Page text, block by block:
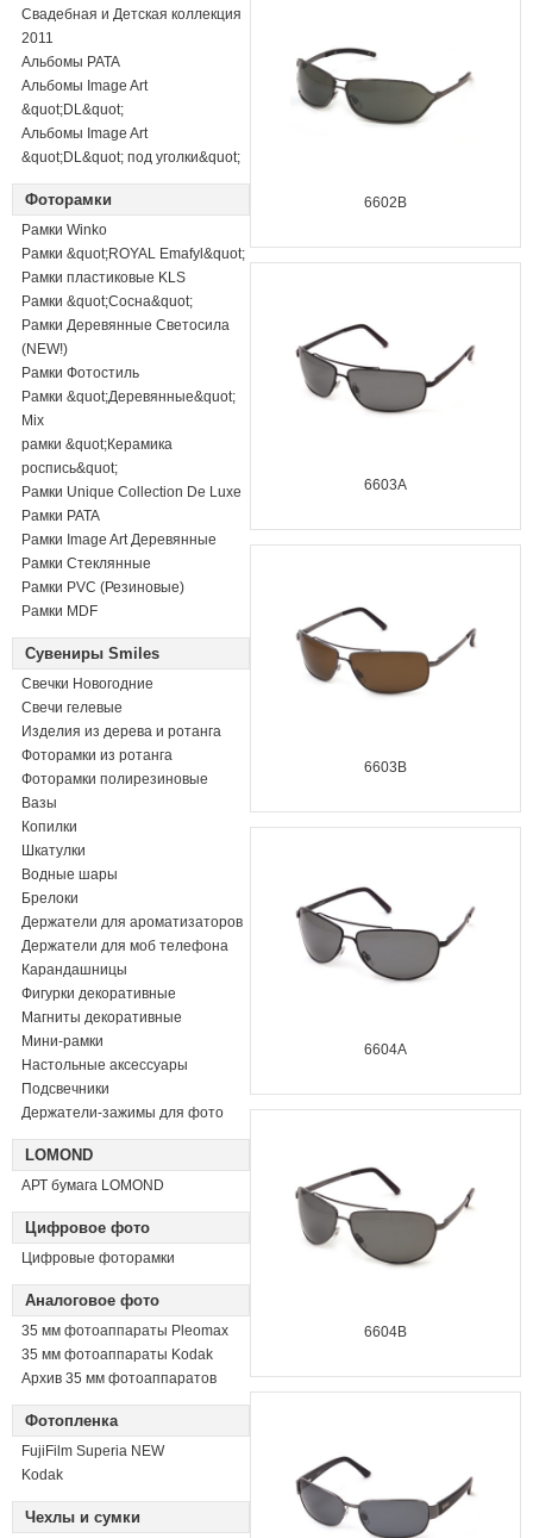
Свадебная и Детская коллекция
2011
Альбомы PATA
Альбомы Image Art
&quot;DL&quot;
Альбомы Image Art
&quot;DL&quot; под уголки&quot;
Фоторамки
Рамки Winko
Рамки &quot;ROYAL Emafyl&quot;
Рамки пластиковые KLS
Рамки &quot;Сосна&quot;
Рамки Деревянные Светосила
(NEW!)
Рамки Фотостиль
Рамки &quot;Деревянные&quot;
Mix
рамки &quot;Керамика
роспись&quot;
Рамки Unique Collection De Luxe
Рамки PATA
Рамки Image Art Деревянные
Рамки Стеклянные
Рамки PVC (Резиновые)
Рамки MDF
Сувениры Smiles
Свечки Новогодние
Свечи гелевые
Изделия из дерева и ротанга
Фоторамки из ротанга
Фоторамки полирезиновые
Вазы
Копилки
Шкатулки
Водные шары
Брелоки
Держатели для ароматизаторов
Держатели для моб телефона
Карандашницы
Фигурки декоративные
Магниты декоративные
Мини-рамки
Настольные аксессуары
Подсвечники
Держатели-зажимы для фото
LOMOND
АРТ бумага LOMOND
Цифровое фото
Цифровые фоторамки
Аналоговое фото
35 мм фотоаппараты Pleomax
35 мм фотоаппараты Kodak
Архив 35 мм фотоаппаратов
Фотопленка
FujiFilm Superia NEW
Kodak
Чехлы и сумки
6602B
6603A
6603B
6604A
6604B